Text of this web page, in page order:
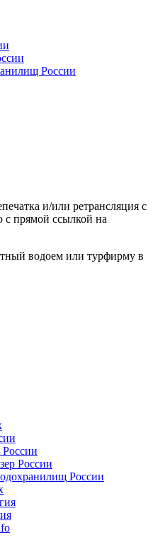
России
и/или ретрансляция с
с прямой ссылкой на
водоем или турфирму в
России
России